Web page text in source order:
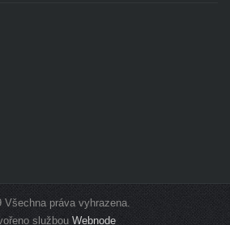
Všechna práva vyhrazena.
službou Webnode